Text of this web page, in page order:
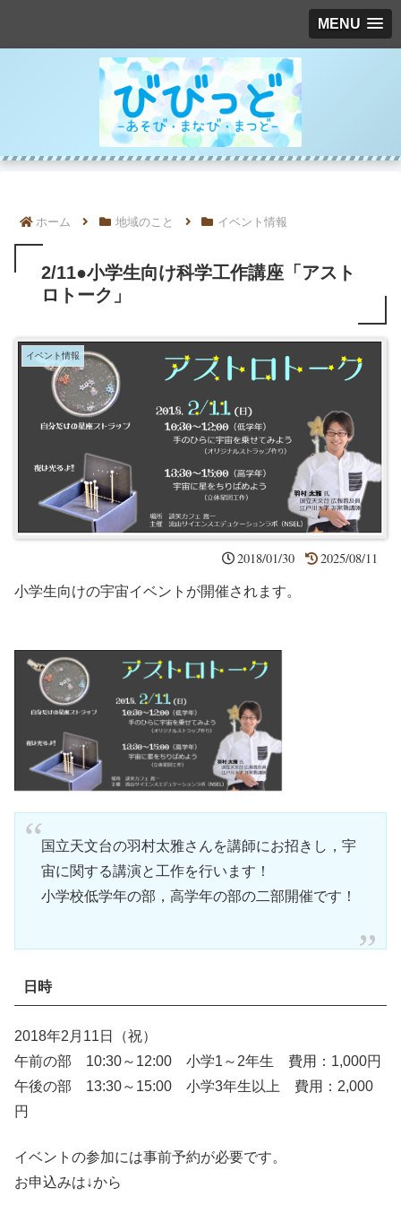
MENU
ホーム 地域のこと イベント情報
2/11●小学生向け科学工作講座「アスト
ロトーク」
イベント情報
2018/01/30 2025/08/11
小学生向けの宇宙イベントが開催されます。
国立天文台の羽村太雅さんを講師にお招きし，宇
宙に関する講演と工作を行います！
小学校低学年の部，高学年の部の二部開催です！
日時
2018年2月11日（祝）
午前の部 10:30～12:00 小学1～2年生 費用：1,000円
午後の部 13:30～15:00 小学3年生以上 費用：2,000
円
イベントの参加には事前予約が必要です。
お申込みは↓から